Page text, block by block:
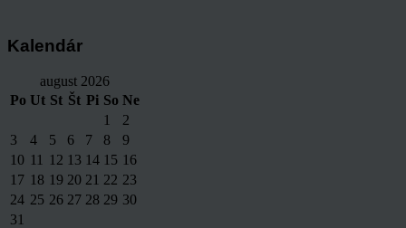
Kalendár
august 2026
Po Ut St Št Pi So Ne
1
2
3
4 5 6 7 8
9
10 11 12 13 14 15 16
17 18 19 20 21 22 23
24 25 26 27 28 29 30
31